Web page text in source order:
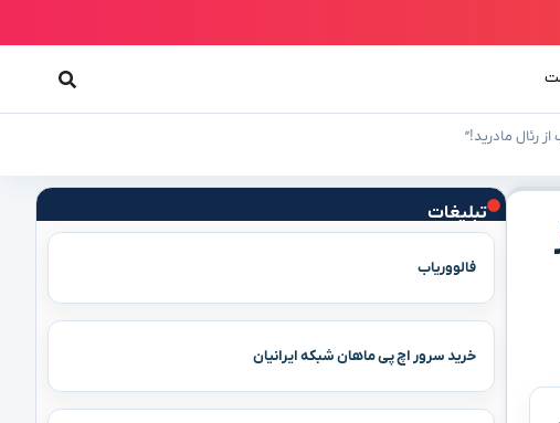
رئال مادرید!”
تبلیغات
فالووریاب
خرید سرور اچ پی ماهان شبکه ایرانیان